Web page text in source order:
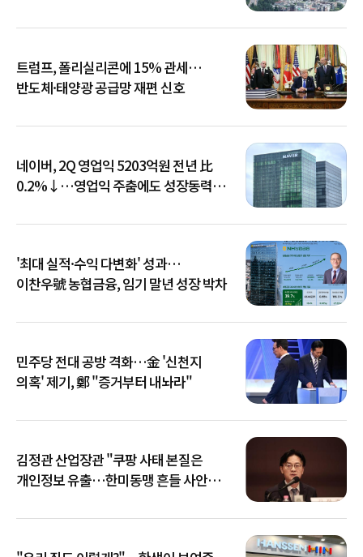
트럼프, 폴리실리콘에 15% 관세…
반도체·태양광 공급망 재편 신호
네이버, 2Q 영업익 5203억원 전년 比
0.2%↓…영업익 주춤에도 성장동력
'최대 실적·수익 다변화' 성과…
이찬우號 농협금융, 임기 말년 성장 박차
민주당 전대 공방 격화…金 '신천지
의혹' 제기, 鄭 "증거부터 내놔라"
김정관 산업장관 "쿠팡 사태 본질은
개인정보 유출…한미동맹 흔들 사안